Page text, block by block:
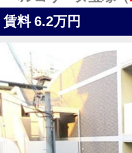
賃料 6.2万円